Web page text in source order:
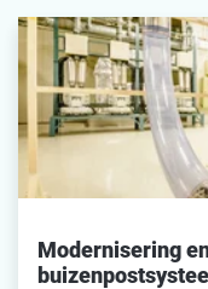
Modernisering